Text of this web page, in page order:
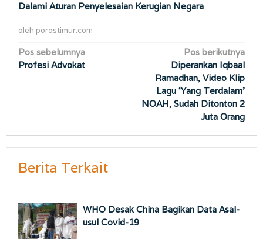
Dalami Aturan Penyelesaian Kerugian Negara
oleh porostimur.com
Navigasi
pos
Pos sebelumnya
Profesi Advokat
Pos berikutnya
Diperankan Iqbaal
Ramadhan, Video Klip
Lagu ‘Yang Terdalam’
NOAH, Sudah Ditonton 2
Juta Orang
Berita Terkait
WHO Desak China Bagikan Data Asal-
usul Covid-19